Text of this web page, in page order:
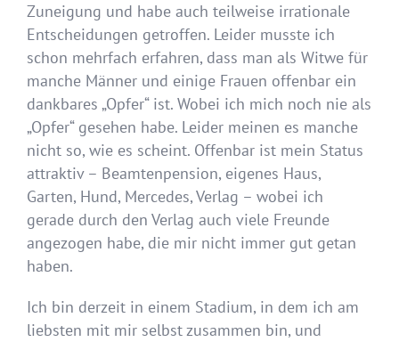
Zuneigung und habe auch teilweise irrationale
Entscheidungen getroffen. Leider musste ich
schon mehrfach erfahren, dass man als Witwe für
manche Männer und einige Frauen offenbar ein
dankbares „Opfer“ ist. Wobei ich mich noch nie als
„Opfer“ gesehen habe. Leider meinen es manche
nicht so, wie es scheint. Offenbar ist mein Status
attraktiv – Beamtenpension, eigenes Haus,
Garten, Hund, Mercedes, Verlag – wobei ich
gerade durch den Verlag auch viele Freunde
angezogen habe, die mir nicht immer gut getan
haben.
Ich bin derzeit in einem Stadium, in dem ich am
liebsten mit mir selbst zusammen bin, und